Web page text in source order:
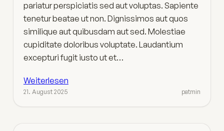
pariatur perspiciatis sed aut voluptas. Sapiente
tenetur beatae ut non. Dignissimos aut quos
similique aut quibusdam aut sed. Molestiae
cupiditate doloribus voluptate. Laudantium
excepturi fugit iusto ut et…
Weiterlesen
21. August 2025 patmin